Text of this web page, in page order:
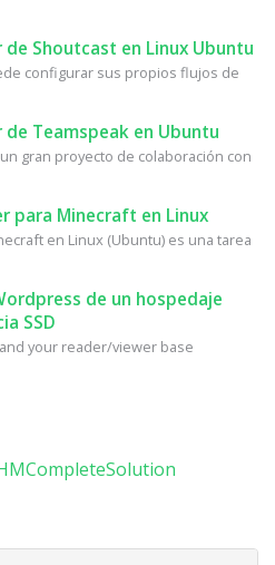
Shoutcast en Linux Ubuntu
configurar sus propios flujos de
Teamspeak en Ubuntu
gran proyecto de colaboración con
para Minecraft en Linux
en Linux (Ubuntu) es una tarea
de un hospedaje
SSD
your reader/viewer base